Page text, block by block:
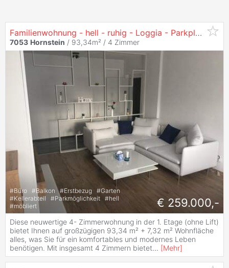
Familienwohnung - hell - ruhig - Loggia - Parkplatz - 4 Zimmer - großer Keller - Gemeinschaftsgarten - neu renoviert - Erstbezugszustand
7053 Hornstein / 93,34m² / 4 Zimmer
#Büro #Balkon #Erstbezug #Garten
#Kellerabteil #Parkmöglichkeit #hell
#möbliert € 259.000,-
Diese neuwertige 4- Zimmerwohnung in der 1. Etage (ohne Lift)
bietet Ihnen auf großzügigen 93,34 m² + 7,32 m² Wohnfläche
alles, was Sie für ein komfortables und modernes Leben
benötigen. Mit insgesamt 4 Zimmern bietet... [Mehr]